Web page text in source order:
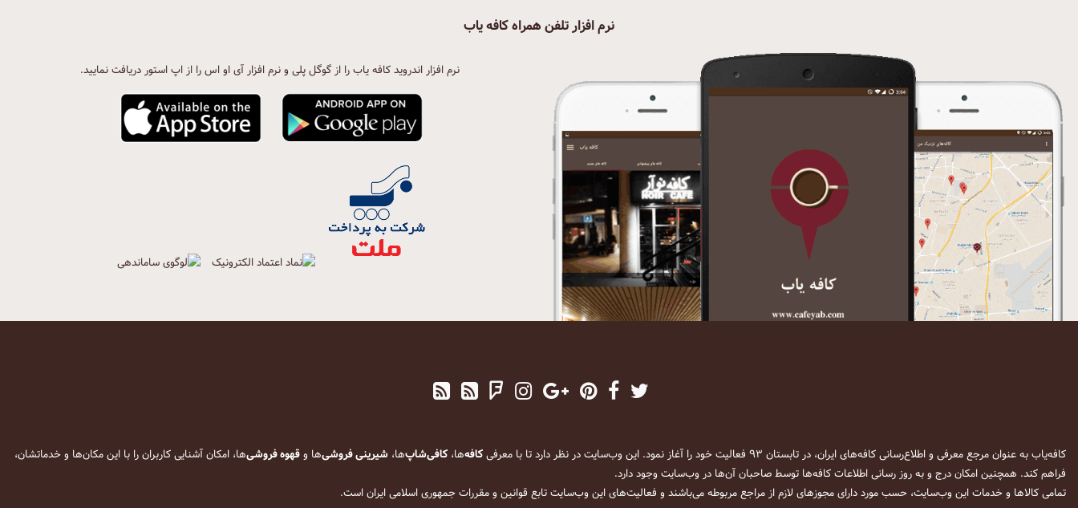
نرم افزار تلفن همراه کافه یاب
نرم افزار اندروید کافه یاب را از گوگل پلی و نرم افزار آی او اس را از اپ استور دریافت نمایید.
کافه‌یاب به عنوان مرجع معرفی و اطلاع‌رسانی کافه‌های ایران، در تابستان ۹۳ فعالیت خود را آغاز نمود. این وب‌سایت در نظر دارد تا با معرفی کافه‌ها، کافی‌شاپ‌ها، شیرینی فروشی‌ها وقهوه فروشی‌ها، امکان آشنایی کاربران را با این مکان‌ها و خدماتشان،
فراهم کند. همچنین امکان درج و به روز رسانی اطلاعات کافه‌ها توسط صاحبان آن‌ها در وب‌سایت وجود دارد.
تمامی کالاها و خدمات این وب‌سایت، حسب مورد دارای مجوزهای لازم از مراجع مربوطه می‌باشند و فعالیت‌های این وب‌سایت تابع قوانین و مقررات جمهوری اسلامی ایران است.